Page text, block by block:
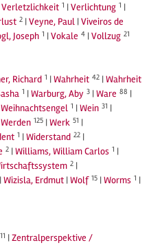
Verletzlichkeit 1 |Verlichtung 1 |
2 |Veyne, Paul |Viveiros de
Joseph 1 |Vokale 4 |Vollzug 21
Richard 1 |Wahrheit 42 |Wahrheit
1 |Warburg, Aby 3 |Ware 88 |
Weihnachtsengel 1 |Wein 31 |
Werden 125 |Werk 51 |
1 |Widerstand 22 |
2 |Williams, William Carlos 1 |
2 |
|Wizisla, Erdmut |Wolf 15 |Worms 1 |
|Zentralperspektive /